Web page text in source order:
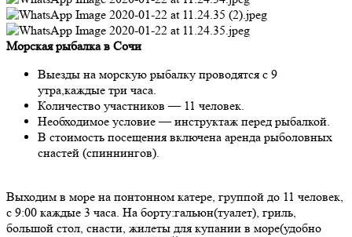
Морская рыбалка в Сочи
Выезды на морскую рыбалку проводятся с 9
утра,каждые три часа.
Количество участников — 11 человек.
Необходимое условие — инструктаж перед рыбалкой.
В стоимость посещения включена аренда рыболовных
снастей (спиннингов).
Выходим в море на понтонном катере, группой до 11 человек,
с 9:00 каждые 3 часа. На борту:гальюн(туалет), гриль,
большой стол, снасти, жилеты для купании в море(удобно